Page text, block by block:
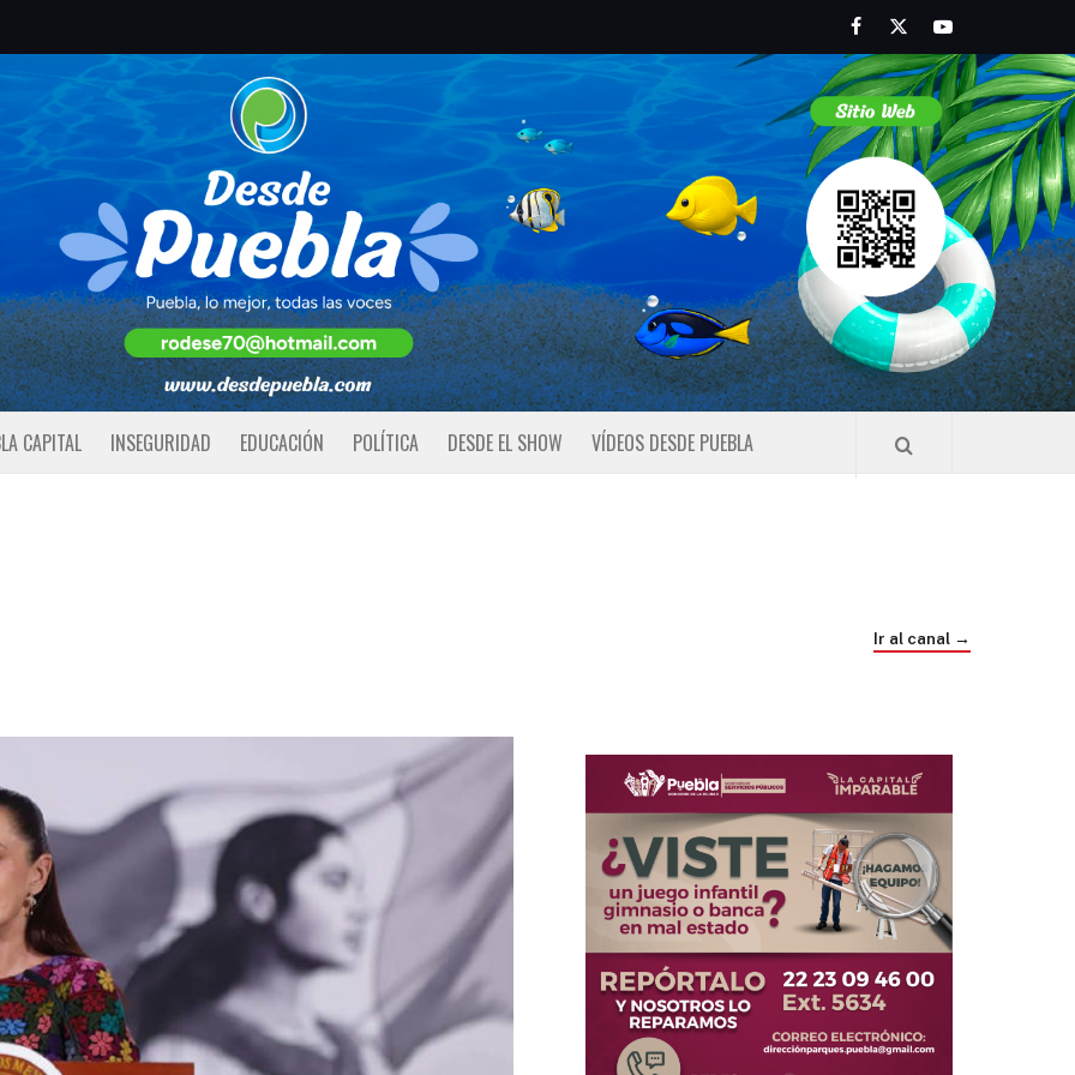
FacebookTwitterYoutube
CAPITAL INSEGURIDAD EDUCACIÓN POLÍTICA DESDE EL SHOW VÍDEOS DESDE PUEBLA
Ir al canal →